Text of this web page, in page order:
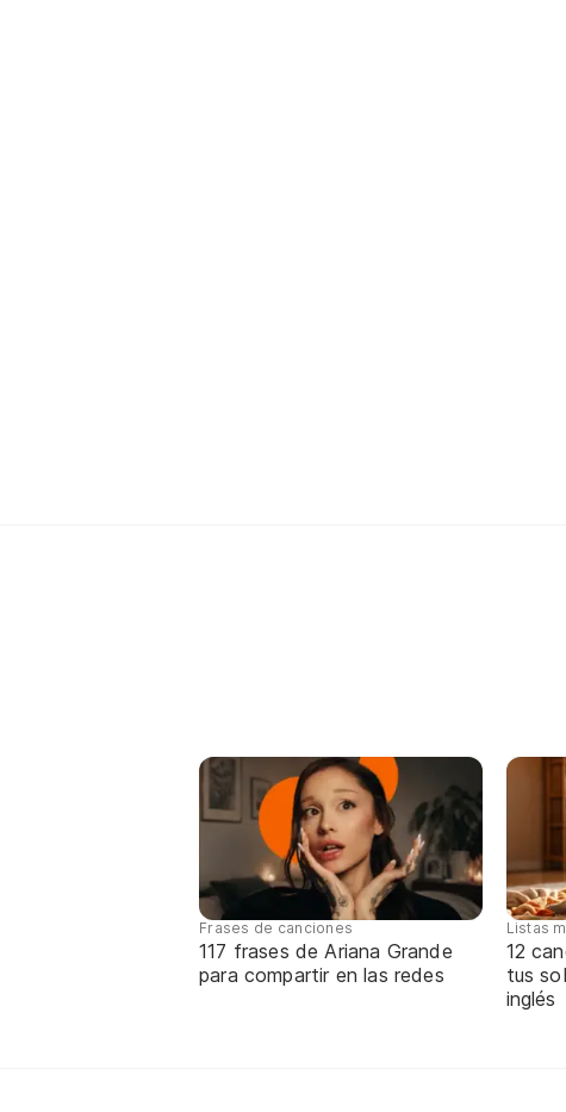
Frases de canciones
117 frases de Ariana Grande
para compartir en las redes
Listas
12
tus
inglés